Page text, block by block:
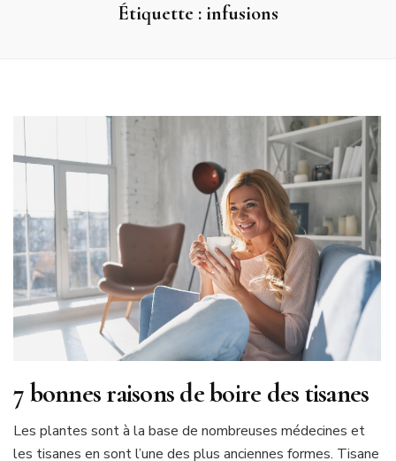
Étiquette : infusions
7 bonnes raisons de boire des tisanes
Les plantes sont à la base de nombreuses médecines et
les tisanes en sont l’une des plus anciennes formes. Tisane